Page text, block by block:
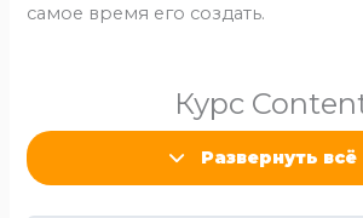
самое время его создать.
Курс
Развернуть всё